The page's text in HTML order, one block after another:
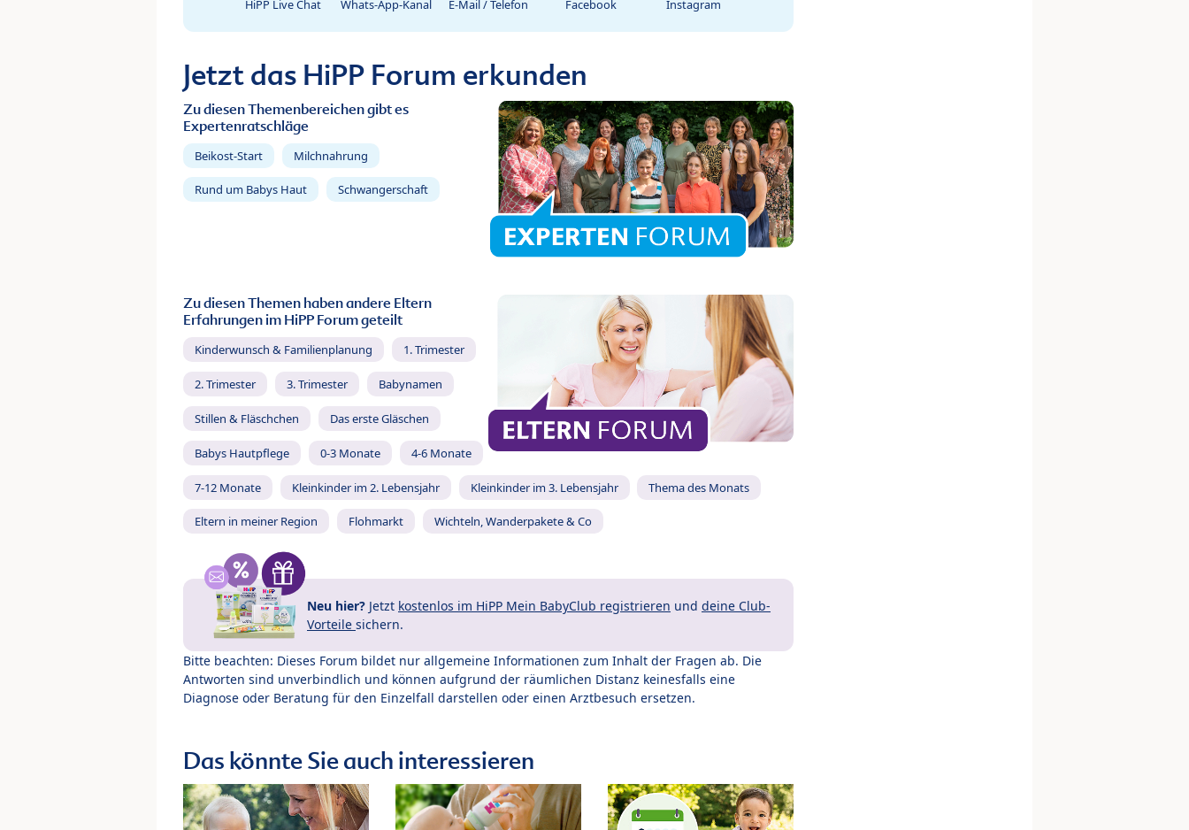
HiPP Live Chat Whats-App-Kanal E-Mail / Telefon Facebook Instagram
Jetzt das HiPP Forum erkunden
Zu diesen Themenbereichen gibt es
Expertenratschläge
Beikost-Start Milchnahrung
Rund um Babys Haut Schwangerschaft
Zu diesen Themen haben andere Eltern
Erfahrungen im HiPP Forum geteilt
Kinderwunsch & Familienplanung 1. Trimester
2. Trimester 3. Trimester Babynamen
Stillen & Fläschchen Das erste Gläschen
Babys Hautpflege 0-3 Monate 4-6 Monate
7-12 Monate Kleinkinder im 2. Lebensjahr Kleinkinder im 3. Lebensjahr Thema des Monats
Eltern in meiner Region Flohmarkt Wichteln, Wanderpakete & Co
Neu hier? Jetzt kostenlos im HiPP Mein BabyClub registrieren und deine Club-
Vorteile sichern.
Bitte beachten: Dieses Forum bildet nur allgemeine Informationen zum Inhalt der Fragen ab. Die
Antworten sind unverbindlich und können aufgrund der räumlichen Distanz keinesfalls eine
Diagnose oder Beratung für den Einzelfall darstellen oder einen Arztbesuch ersetzen.
Das könnte Sie auch interessieren